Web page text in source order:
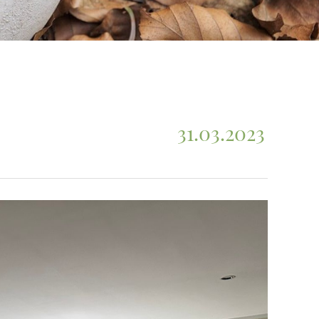
31.03.2023